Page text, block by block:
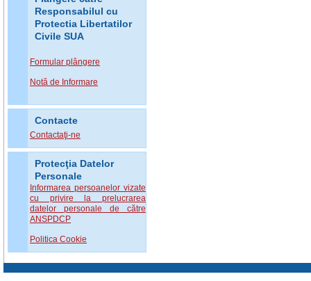
Responsabilul cu
Protectia Libertatilor
Civile SUA
Formular plângere
Notă de Informare
Contacte
Contactaţi-ne
Protecţia Datelor
Personale
Informarea persoanelor vizate
cu privire la prelucrarea
datelor personale de către
ANSPDCP
Politica Cookie